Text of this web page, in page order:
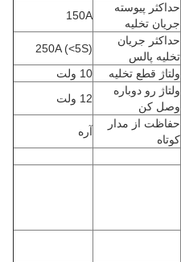
حداکثر پیوسته
جریان تخلیه
150A
حداکثر جریان
تخلیه پالس
250A (<5S)
ولتاژ قطع تخلیه
10 ولت
ولتاژ رو دوباره
وصل کن
12 ولت
حفاظت از مدار
کوتاه
آره